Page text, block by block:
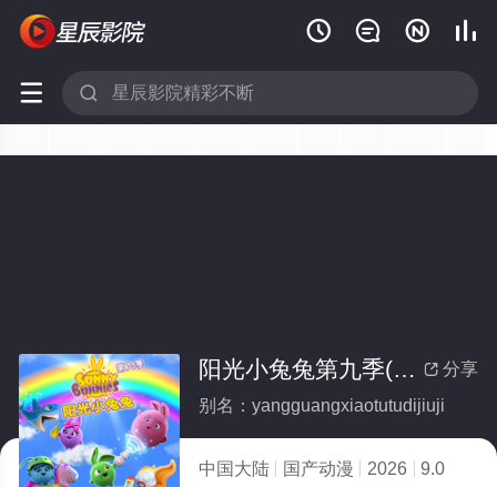
   
 
 分享
阳光小兔兔第九季(全集)
别名：yangguangxiaotutudijiuji
中国大陆 国产动漫 2026
9.0